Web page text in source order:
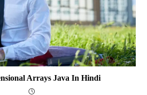
Arrays Java In Hindi